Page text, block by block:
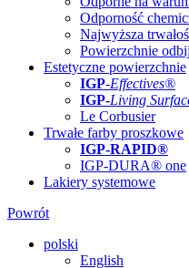
Odporność
Najwyższa
Powierzchnie
Estetyczne powierzchnie
IGP-Effectives®
IGP-Living
Le Corbusier
Trwałe farby proszkowe
IGP-RAPID®
IGP-DURA® one
Lakiery systemowe
Powrót
polski
English